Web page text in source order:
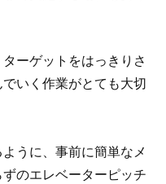
ターゲットをはっきりさ
いく作業がとても大切
うに、事前に簡単なメ
のエレベーターピッチ